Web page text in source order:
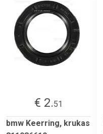
€ 2.51
bmw Keerring, krukas